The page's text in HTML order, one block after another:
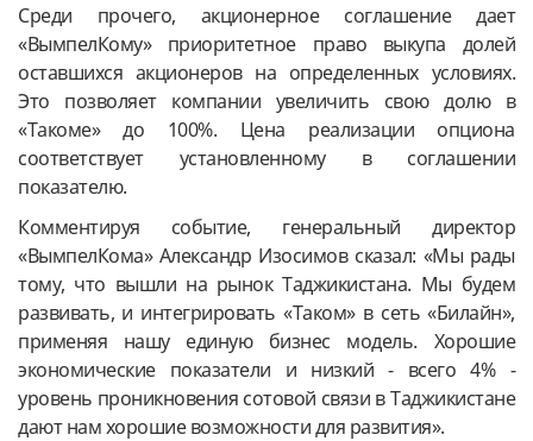
Среди прочего, акционерное соглашение дает
«ВымпелКому» приоритетное право выкупа долей
оставшихся акционеров на определенных условиях.
Это позволяет компании увеличить свою долю в
«Такоме» до 100%. Цена реализации опциона
соответствует установленному в соглашении
показателю.
Комментируя событие, генеральный директор
«ВымпелКома» Александр Изосимов сказал: «Мы рады
тому, что вышли на рынок Таджикистана. Мы будем
развивать, и интегрировать «Таком» в сеть «Билайн»,
применяя нашу единую бизнес модель. Хорошие
экономические показатели и низкий - всего 4% -
уровень проникновения сотовой связи в Таджикистане
дают нам хорошие возможности для развития».